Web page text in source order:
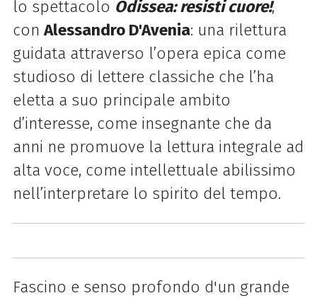
lo spettacolo Odissea: resisti cuore!,
conAlessandro D'Avenia: una rilettura
guidata attraverso l’opera epica come
studioso di lettere classiche che l’ha
eletta a suo principale ambito
d’interesse, come insegnante che da
anni ne promuove la lettura integrale ad
alta voce, come intellettuale abilissimo
nell’interpretare lo spirito del tempo.
Fascino e senso profondo d'un grande